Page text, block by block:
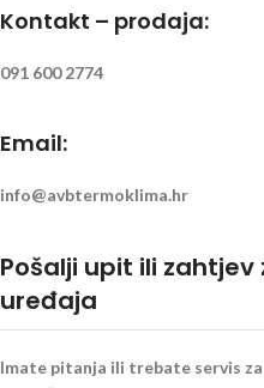
Kontakt – prodaja:
091 600 2774
Email:
info@avbtermoklima.hr
Pošalji upit ili
uređaja
Imate pitanja ili trebate servis